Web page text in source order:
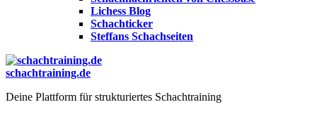
Lichess Blog
Schachticker
Steffans Schachseiten
schachtraining.de
Deine Plattform für strukturiertes Schachtraining